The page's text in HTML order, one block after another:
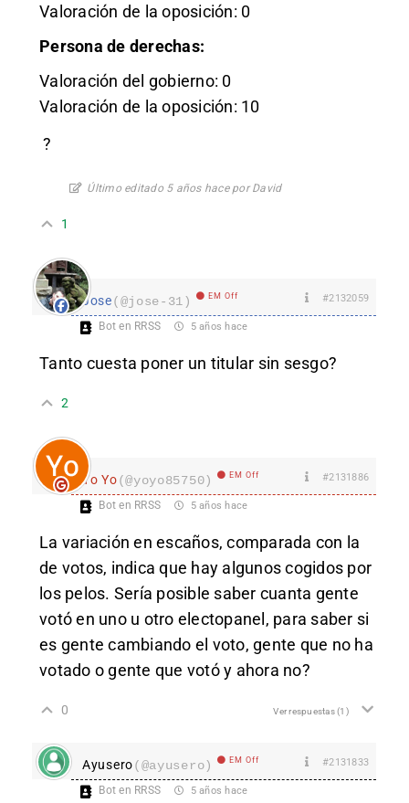
Valoración de la oposición: 0
Persona de derechas:
Valoración del gobierno: 0
Valoración de la oposición: 10
?
Último editado 5 años hace por David
1
Jose(@jose-31) EM Off #2132059
Bot en RRSS 5 años hace
Tanto cuesta poner un titular sin sesgo?
2
Yo Yo(@yoyo85750) EM Off #2131886
Bot en RRSS 5 años hace
La variación en escaños, comparada con la
de votos, indica que hay algunos cogidos por
los pelos. Sería posible saber cuanta gente
votó en uno u otro electopanel, para saber si
es gente cambiando el voto, gente que no ha
votado o gente que votó y ahora no?
0 Ver respuestas(1)
Ayusero(@ayusero) EM Off #2131833
Bot en RRSS 5 años hace